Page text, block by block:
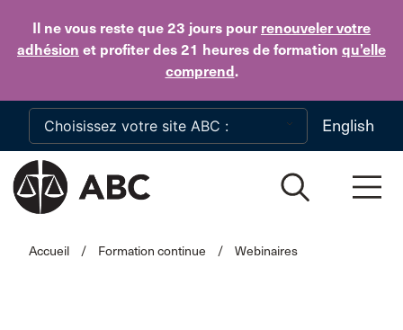
Il ne vous reste que 23 jours pour renouveler votre
adhésion et profiter des 21 heures de formation qu’elle
comprend.
Skip to main content
English
Accueil / Formation continue / Webinaires